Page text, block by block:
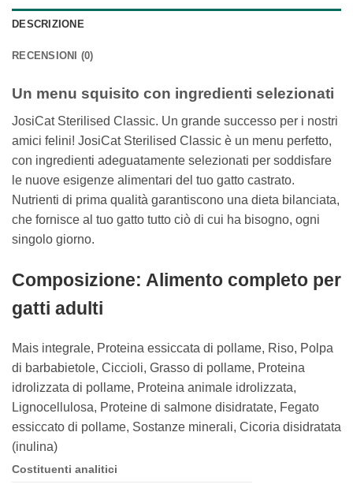
DESCRIZIONE
RECENSIONI (0)
Un menu squisito con ingredienti selezionati
JosiCat Sterilised Classic. Un grande successo per i nostri
amici felini! JosiCat Sterilised Classic è un menu perfetto,
con ingredienti adeguatamente selezionati per soddisfare
le nuove esigenze alimentari del tuo gatto castrato.
Nutrienti di prima qualità garantiscono una dieta bilanciata,
che fornisce al tuo gatto tutto ciò di cui ha bisogno, ogni
singolo giorno.
Composizione: Alimento completo per
gatti adulti
Mais integrale, Proteina essiccata di pollame, Riso, Polpa
di barbabietole, Ciccioli, Grasso di pollame, Proteina
idrolizzata di pollame, Proteina animale idrolizzata,
Lignocellulosa, Proteine di salmone disidratate, Fegato
essiccato di pollame, Sostanze minerali, Cicoria disidratata
(inulina)
Costituenti analitici